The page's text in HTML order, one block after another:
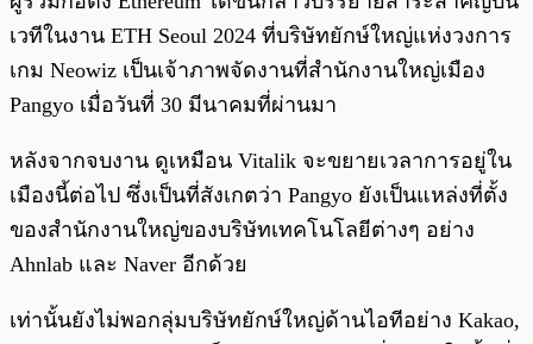
เวทีในงาน ETH Seoul 2024 ที่บริษัทยักษ์ใหญ่แห่งวงการ
เกม Neowiz เป็นเจ้าภาพจัดงานที่สำนักงานใหญ่เมือง
Pangyo เมื่อวันที่ 30 มีนาคมที่ผ่านมา
หลังจากจบงาน ดูเหมือน Vitalik จะขยายเวลาการอยู่ใน
เมืองนี้ต่อไป ซึ่งเป็นที่สังเกตว่า Pangyo ยังเป็นแหล่งที่ตั้ง
ของสำนักงานใหญ่ของบริษัทเทคโนโลยีต่างๆ อย่าง
Ahnlab และ Naver อีกด้วย
เท่านั้นยังไม่พอกลุ่มบริษัทยักษ์ใหญ่ด้านไอทีอย่าง Kakao,